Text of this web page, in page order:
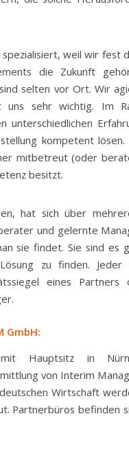
weil wir fest
die Zukunft
selten vor Ort. Wir
sehr wichtig. Im
unterschiedlichen
kompetent
mitbetreut (oder
besitzt.
hat sich über
und gelernte
sie findet. Sie sind es
zu finden. Jeder
eines Partners
GmbH:
Hauptsitz in
von Interim
Wirtschaft
Partnerbüros befinden